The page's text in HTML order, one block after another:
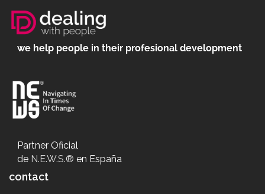
we help people in their profesional development
Partner Oficial
de N.E.W.S.® en España
contact